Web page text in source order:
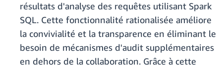
résultats d'analyse des requêtes utilisant Spark
SQL. Cette fonctionnalité rationalisée améliore
la convivialité et la transparence en éliminant le
besoin de mécanismes d'audit supplémentaires
en dehors de la collaboration. Grâce à cette